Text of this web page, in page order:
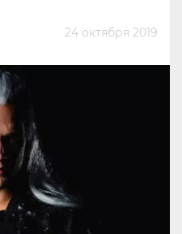
24 октября 2019